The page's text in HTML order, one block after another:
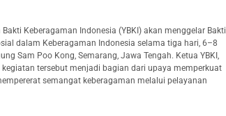
Keberagaman Indonesia (YBKI) akan menggelar Bakti
dalam Keberagaman Indonesia selama tiga hari, 6–8
Sam Poo Kong, Semarang, Jawa Tengah. Ketua YBKI,
tersebut menjadi bagian dari upaya memperkuat
semangat keberagaman melalui pelayanan